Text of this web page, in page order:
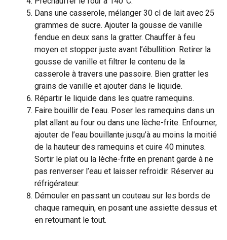
Dans une casserole, mélanger 30 cl de lait avec 25
grammes de sucre. Ajouter la gousse de vanille
fendue en deux sans la gratter. Chauffer à feu
moyen et stopper juste avant l’ébullition. Retirer la
gousse de vanille et filtrer le contenu de la
casserole à travers une passoire. Bien gratter les
grains de vanille et ajouter dans le liquide.
Répartir le liquide dans les quatre ramequins.
Faire bouillir de l’eau. Poser les ramequins dans un
plat allant au four ou dans une lèche-frite. Enfourner,
ajouter de l’eau bouillante jusqu’à au moins la moitié
de la hauteur des ramequins et cuire 40 minutes.
Sortir le plat ou la lèche-frite en prenant garde à ne
pas renverser l’eau et laisser refroidir. Réserver au
réfrigérateur.
Démouler en passant un couteau sur les bords de
chaque ramequin, en posant une assiette dessus et
en retournant le tout.